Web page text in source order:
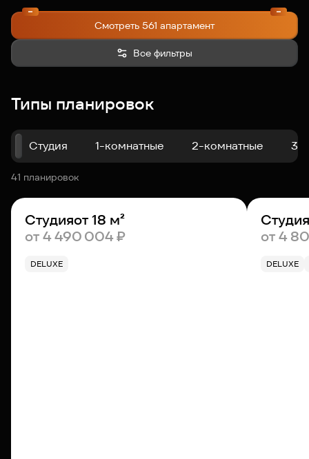
Смотреть 561 апартамент
Все фильтры
Типы планировок
Студия 1-комнатные 2-комнатные 3-
41 планировок
Студияот 18 м²
от 4 490 004 ₽
DELUXE
Студия
от 4
DELUXE